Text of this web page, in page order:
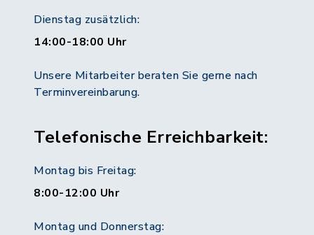
Dienstag zusätzlich:
14:00-18:00 Uhr
Unsere Mitarbeiter beraten Sie gerne nach
Terminvereinbarung.
Telefonische Erreichbarkeit:
Montag bis Freitag:
8:00-12:00 Uhr
Montag und Donnerstag: